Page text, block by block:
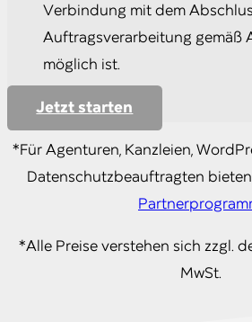
Verbindung mit dem
Auftragsverarbeitung gemäß
möglich ist.
Jetzt starten
*Für Agenturen, Kanzleien,
Datenschutzbeauftragten
*Alle Preise verstehen sich zzgl.
MwSt.